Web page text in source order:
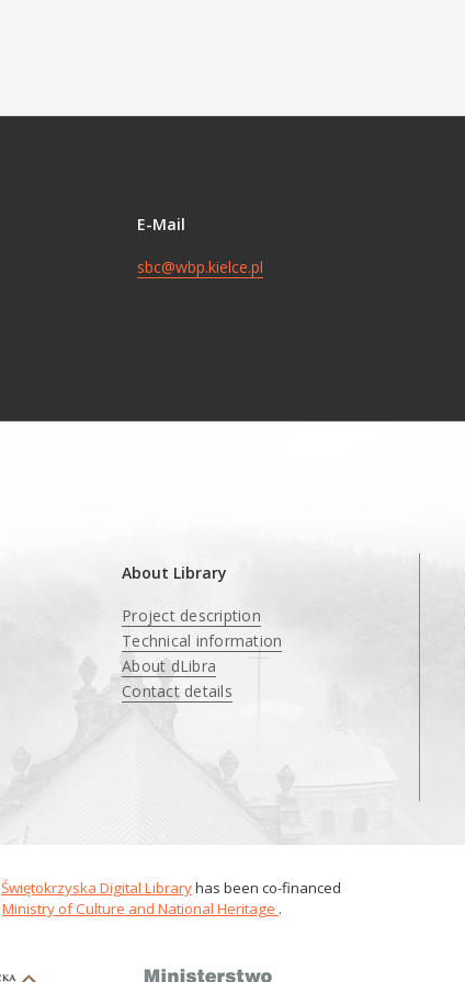
E-Mail
sbc@wbp.kielce.pl
About Library
Project description
Technical information
About dLibra
Contact details
Świętokrzyska Digital Libraryhas been co-financed
Ministry of Culture and National Heritage .